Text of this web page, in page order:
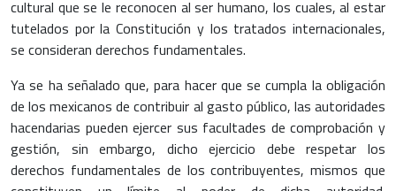
cultural que se le reconocen al ser humano, los cuales, al estar
tutelados por la Constitución y los tratados internacionales,
se consideran derechos fundamentales.
Ya se ha señalado que, para hacer que se cumpla la obligación
de los mexicanos de contribuir al gasto público, las autoridades
hacendarias pueden ejercer sus facultades de comprobación y
gestión, sin embargo, dicho ejercicio debe respetar los
derechos fundamentales de los contribuyentes, mismos que